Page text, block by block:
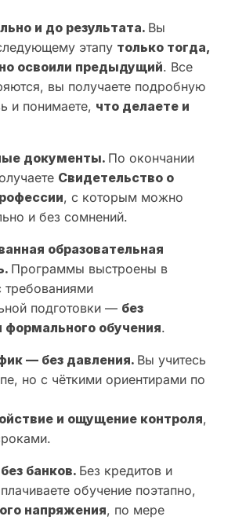
и до результата. Вы
этапу только тогда,
освоили предыдущий. Все
вы получаете подробную
и понимаете, что делаете и
документы. По окончании
Свидетельство о
, с которым можно
и без сомнений.
образовательная
Программы выстроены в
требованиями
подготовки — без
формального обучения.
— без давления. Вы учитесь
но с чёткими ориентирами по
и ощущение контроля,
банков. Без кредитов и
обучение поэтапно,
напряжения, по мере